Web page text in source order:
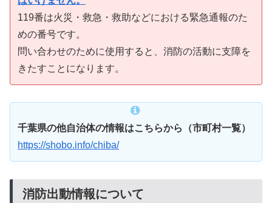
119番は火災・救急・救助などにおける緊急通報のた
めの番号です。
問い合わせのために使用すると、消防の活動に支障を
きたすことになります。
千葉県の他自治体の情報はこちらから（市町村一覧）
https://shobo.info/chiba/
消防出動情報について